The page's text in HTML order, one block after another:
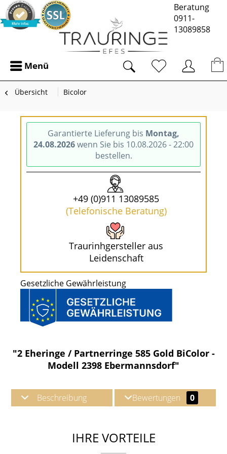
Beratung
0911-
13089858
Menü
Übersicht Bicolor
Garantierte Lieferung bis Montag,
24.08.2026wenn Sie bis 10.08.2026 - 22:00
bestellen.
+49 (0)911 13089585
(Telefonische Beratung)
Traurinhgersteller aus
Leidenschaft
Gesetzliche Gewährleistung
"2 Eheringe / Partnerringe 585 Gold BiColor -
Modell 2398 Ebermannsdorf"
Beschreibung Bewertungen 0
IHRE VORTEILE